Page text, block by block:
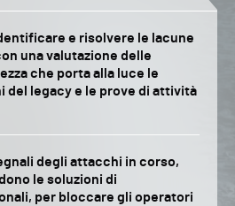
e risolvere le lacune
una valutazione delle
che porta alla luce le
del legacy e le prove di attività
degli attacchi in corso,
le soluzioni di
per bloccare gli operatori